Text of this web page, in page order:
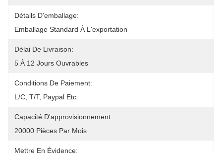
Détails D'emballage:
Emballage Standard À L'exportation
Délai De Livraison:
5 À 12 Jours Ouvrables
Conditions De Paiement:
L/C, T/T, Paypal Etc.
Capacité D'approvisionnement:
20000 Pièces Par Mois
Mettre En Évidence: